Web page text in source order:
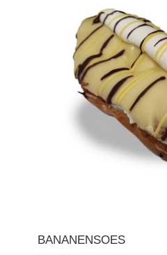
BANANENSOES